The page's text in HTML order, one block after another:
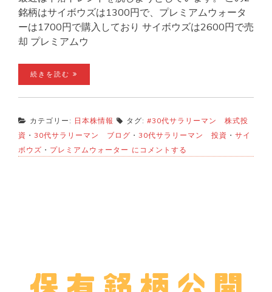
銘柄はサイボウズは1300円で、プレミアムウォータ
ーは1700円で購入しており サイボウズは2600円で売
却 プレミアムウ
続きを読む
カテゴリー: 日本株情報 タグ: #30代サラリーマン 株式投
資 ・ 30代サラリーマン ブログ ・ 30代サラリーマン 投資 ・ サイ
ボウズ ・ プレミアムウォーター プ
レ
にコメントする